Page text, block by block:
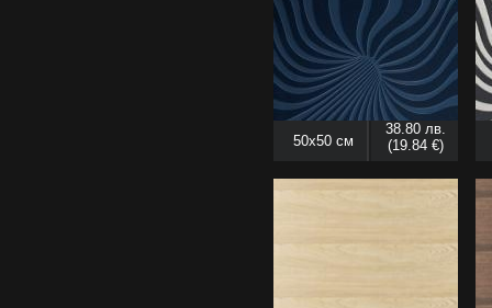
50x50 см
38.80 лв.
(19.84 €)